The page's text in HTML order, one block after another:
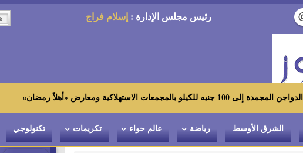
رئيس مجلس الإدارة : إسلام فراج
«أهلاً رمضان»
الشرق الأوسط رياضة عالم حواء تكريمات تكنولوجي